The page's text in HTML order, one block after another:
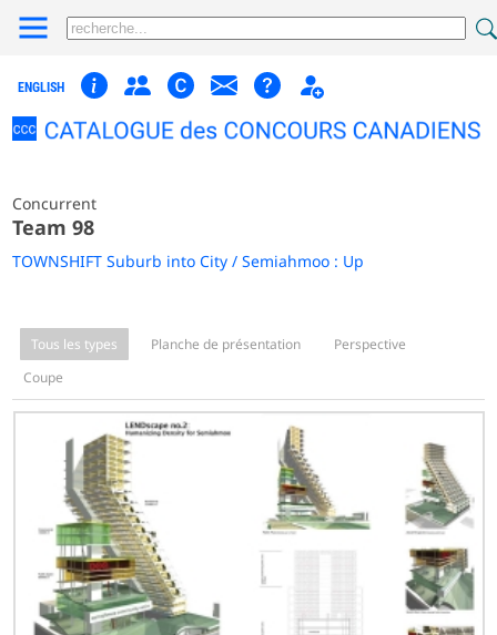
ENGLISH
Concurrent
Team 98
TOWNSHIFT Suburb into City / Semiahmoo : Up
Tous les types Planche de présentation
Perspective
Coupe